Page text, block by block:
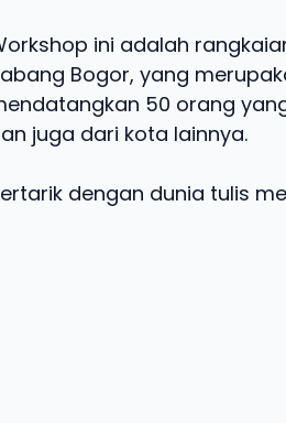
ini adalah
Bogor, yang
50 orang
juga dari kota lainnya.
dengan dunia tulis